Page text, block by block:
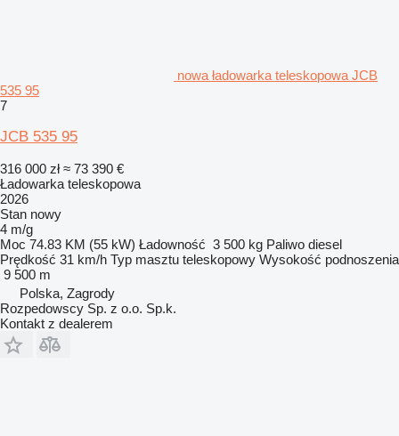
nowa ładowarka teleskopowa JCB
535 95
7
JCB 535 95
316 000 zł ≈ 73 390 €
Ładowarka teleskopowa
2026
Stan nowy
4 m/g
Moc 74.83 KM (55 kW) Ładowność 3 500 kg Paliwo diesel
Prędkość 31 km/h Typ masztu teleskopowy Wysokość podnoszenia
9 500 m
Polska, Zagrody
Rozpedowscy Sp. z o.o. Sp.k.
Kontakt z dealerem